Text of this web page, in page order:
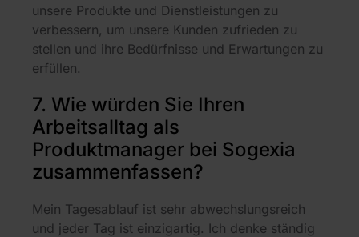
unsere Produkte und Dienstleistungen zu
verbessern, um unsere Kunden zufrieden zu
stellen und ihre Bedürfnisse und Erwartungen zu
erfüllen.
7. Wie würden Sie Ihren
Arbeitsalltag als
Produktmanager bei Sogexia
zusammenfassen?
Mein Tagesablauf ist sehr abwechslungsreich
und jeder Tag ist einzigartig. Ich denke ständig